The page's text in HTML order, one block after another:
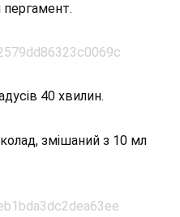
40 хвилин.
змішаний з 10 мл